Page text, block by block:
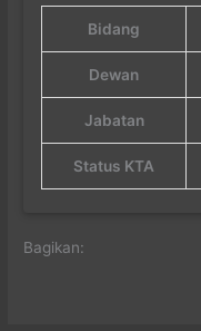
Bidang
Dewan
Jabatan
Status KTA
Bagikan: